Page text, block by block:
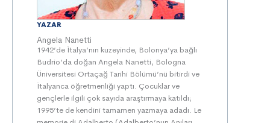
YAZAR
Angela Nanetti
1942’de İtalya’nın kuzeyinde, Bolonya’ya bağlı
Budrio’da doğan Angela Nanetti, Bologna
Üniversitesi Ortaçağ Tarihi Bölümü’nü bitirdi ve
İtalyanca öğretmenliği yaptı. Çocuklar ve
gençlerle ilgili çok sayıda araştırmaya katıldı;
1995’te de kendini tamamen yazmaya adadı. Le